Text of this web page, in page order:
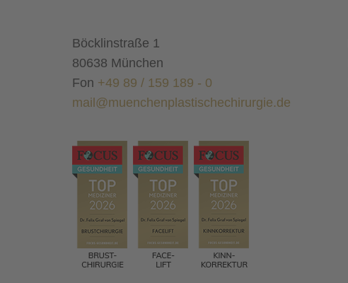
Böcklinstraße 1
80638 München
Fon +49 89 / 159 189 - 0
mail@muenchenplastischechirurgie.de